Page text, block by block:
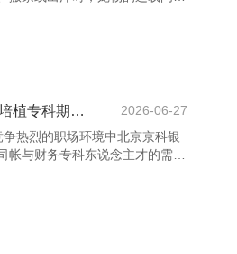
念主的艰辛。南京看成一座当代
日益教育，专科、安全、可靠的
物，齐能找到合适的运载决策。
取专科的运载车辆，确保宠物在
幸免因轰动或温度变化而受到伤
司帐财务培训班：培植专科期间，助力管事发展
2026-06-27
热烈的职场环境中北京京科银
帐与财务专科东说念主才的需求
休变化的经济环境和企业需求，
投入司帐财务培训班，以培植自